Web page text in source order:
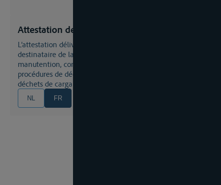
Attestation de déchargement
L’attestation délivrée au transporteur par l'affréteur ou le
destinataire de la cargaison, ou son installation de
manutention, confirmant la bonne exécution des
procédures de déchargement pour l'élimination des
déchets de cargaison
NL FR